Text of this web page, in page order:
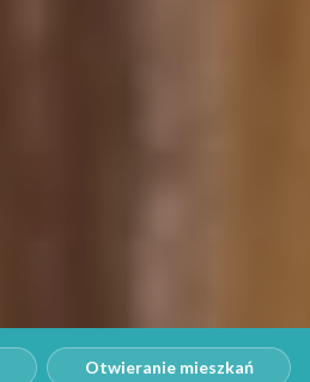
Otwieranie mieszkań